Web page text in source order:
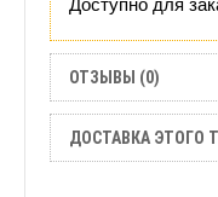
Доступно для
ОТЗЫВЫ (0)
ДОСТАВКА ЭТОГО